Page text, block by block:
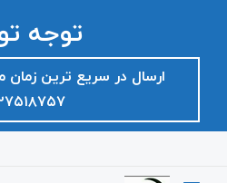
توجه
ارسال در سریع ترین